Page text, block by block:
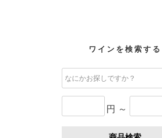
ワインを検索する
円 ～